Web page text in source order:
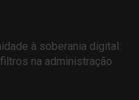
à soberania digital:
na administração